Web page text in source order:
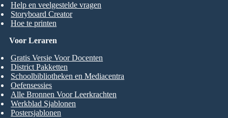
Help en veelgestelde vragen
Storyboard Creator
Hoe te printen
Voor Leraren
Gratis Versie Voor Docenten
District Pakketten
Schoolbibliotheken en Mediacentra
Oefensessies
Alle Bronnen Voor Leerkrachten
Werkblad Sjablonen
Postersjablonen